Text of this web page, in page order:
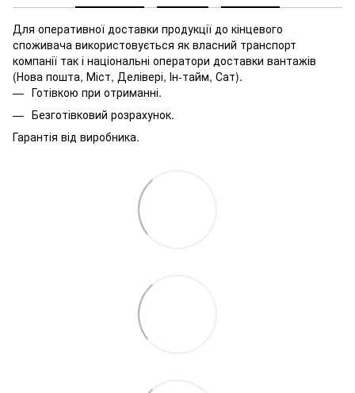
Для оперативної доставки продукції до кінцевого
споживача використовується як власний транспорт
компанії так і національні оператори доставки вантажів
(Нова пошта, Міст, Делівері, Ін-тайм, Сат).
Готівкою при отриманні.
Безготівковий розрахунок.
Гарантія від виробника.